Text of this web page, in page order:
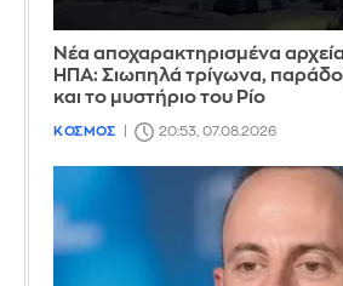
Νέα αποχαρακτηρισμένα
ΗΠΑ: Σιωπηλά τρίγωνα,
και το μυστήριο του Ρίο
ΚΟΣΜΟΣ 20:53, 07.08.2026